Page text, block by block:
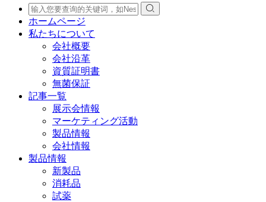
ホームページ
私たちについて
会社概要
会社沿革
資質証明書
無菌保証
記事一覧
展示会情報
マーケティング活動
製品情報
会社情報
製品情報
新製品
消耗品
試薬